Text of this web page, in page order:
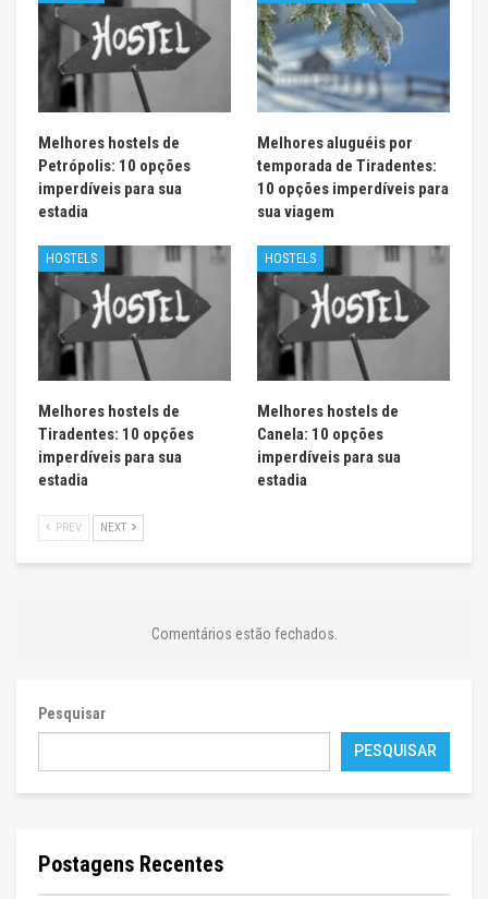
Melhores hostels de
Petrópolis: 10 opções
imperdíveis para sua
estadia
Melhores aluguéis por
temporada de Tiradentes:
10 opções imperdíveis para
sua viagem
HOSTELS
Melhores hostels de
Tiradentes: 10 opções
imperdíveis para sua
estadia
HOSTELS
Melhores hostels de
Canela: 10 opções
imperdíveis para sua
estadia
PREV NEXT
Comentários estão fechados.
Pesquisar
PESQUISAR
Postagens Recentes